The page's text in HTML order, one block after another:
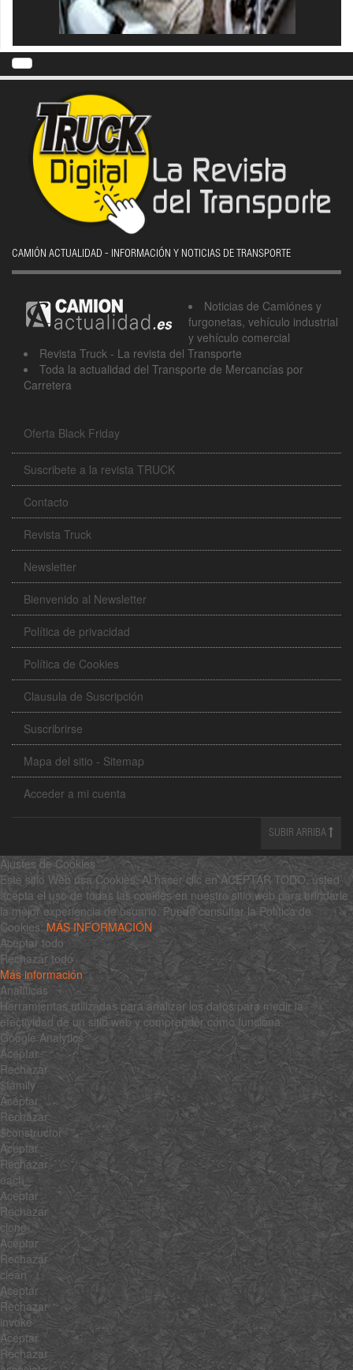
CAMIÓN ACTUALIDAD - INFORMACIÓN Y NOTICIAS DE TRANSPORTE
Noticias de Camiónes y
furgonetas, vehículo industrial
y vehículo comercial
Revista Truck - La revista del Transporte
Toda la actualidad del Transporte de Mercancías por
Carretera
Oferta Black Friday
Suscribete a la revista TRUCK
Contacto
Revista Truck
Newsletter
Bienvenido al Newsletter
Política de privacidad
Política de Cookies
Clausula de Suscripción
Suscribrirse
Mapa del sitio - Sitemap
Acceder a mi cuenta
SUBIR ARRIBA
Ajustes de Cookies
Este sitio Web usa Cookies. Al hacer clic en ACEPTAR TODO, usted
acepta el uso de todas las cookies en nuestro sitio web para brindarle
la mejor experiencia de usuario. Puede consultar la Política de
Cookies:MÁS INFORMACIÓN
Aceptar todo
Rechazar todo
Más información
Analíticas
Herramientas utilizadas para analizar los datos para medir la
efectividad de un sitio web y comprender cómo funciona.
Google Analytics
Aceptar
Rechazar
$family
Aceptar
Rechazar
$constructor
Aceptar
Rechazar
each
Aceptar
Rechazar
clone
Aceptar
Rechazar
clean
Aceptar
Rechazar
invoke
Aceptar
Rechazar